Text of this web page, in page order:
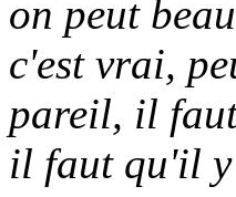
on peut
c'est vrai,
pareil, il
il faut qu'il y